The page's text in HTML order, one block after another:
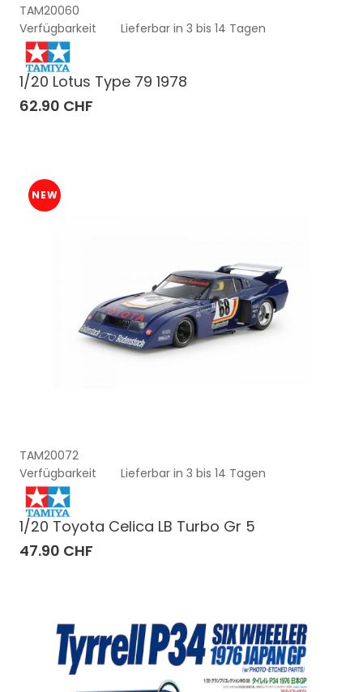
TAM20060
Verfügbarkeit
Lieferbar in 3 bis 14 Tagen
1/20 Lotus Type 79 1978
62.90 CHF
NEW
TAM20072
Verfügbarkeit
Lieferbar in 3 bis 14 Tagen
1/20 Toyota Celica LB Turbo Gr 5
47.90 CHF